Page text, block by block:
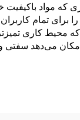
که مواد
را برای تمام
کاری
می‌دهد سفتی و